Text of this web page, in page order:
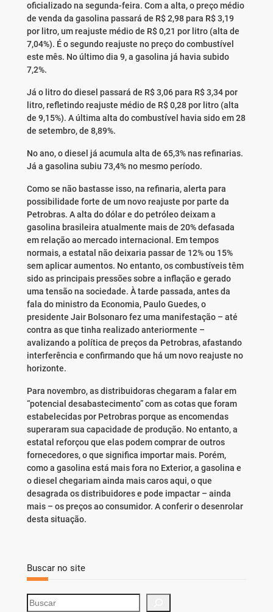
oficializado na segunda-feira. Com a alta, o preço médio
de venda da gasolina passará de R$ 2,98 para R$ 3,19
por litro, um reajuste médio de R$ 0,21 por litro (alta de
7,04%). É o segundo reajuste no preço do combustível
este mês. No último dia 9, a gasolina já havia subido
7,2%.
Já o litro do diesel passará de R$ 3,06 para R$ 3,34 por
litro, refletindo reajuste médio de R$ 0,28 por litro (alta
de 9,15%). A última alta do combustível havia sido em 28
de setembro, de 8,89%.
No ano, o diesel já acumula alta de 65,3% nas refinarias.
Já a gasolina subiu 73,4% no mesmo período.
Como se não bastasse isso, na refinaria, alerta para
possibilidade forte de um novo reajuste por parte da
Petrobras. A alta do dólar e do petróleo deixam a
gasolina brasileira atualmente mais de 20% defasada
em relação ao mercado internacional. Em tempos
normais, a estatal não deixaria passar de 12% ou 15%
sem aplicar aumentos. No entanto, os combustíveis têm
sido as principais pressões sobre a inflação e gerado
uma tensão na sociedade. À tarde passada, antes da
fala do ministro da Economia, Paulo Guedes, o
presidente Jair Bolsonaro fez uma manifestação – até
contra as que tinha realizado anteriormente –
avalizando a política de preços da Petrobras, afastando
interferência e confirmando que há um novo reajuste no
horizonte.
Para novembro, as distribuidoras chegaram a falar em
“potencial desabastecimento” com as cotas que foram
estabelecidas por Petrobras porque as encomendas
superaram sua capacidade de produção. No entanto, a
estatal reforçou que elas podem comprar de outros
fornecedores, o que significa importar mais. Porém,
como a gasolina está mais fora no Exterior, a gasolina e
o diesel chegariam ainda mais caros aqui, o que
desagrada os distribuidores e pode impactar – ainda
mais – os preços ao consumidor. A conferir o desenrolar
desta situação.
Buscar no site
S